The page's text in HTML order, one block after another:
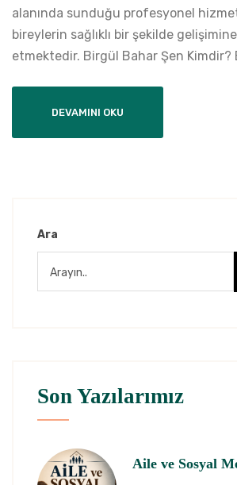
alanında sunduğu profesyonel
bireylerin sağlıklı bir şekilde
etmektedir. Birgül Bahar Şen Kimdir?
DEVAMINI OKU
Ara
Son Yazılarımız
Aile ve Sosyal